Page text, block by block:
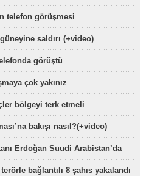
telefon görüşmesi
saldırı (+video)
görüştü
çok yakınız
bölgeyi terk etmeli
bakışı nasıl?(+video)
Erdoğan Suudi Arabistan’da
bağlantılı 8 şahıs yakalandı